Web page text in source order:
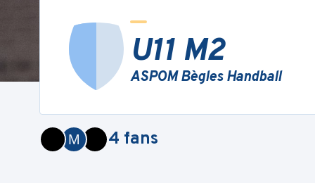
U11 M2
ASPOM Bègles Handball
M 4 fans